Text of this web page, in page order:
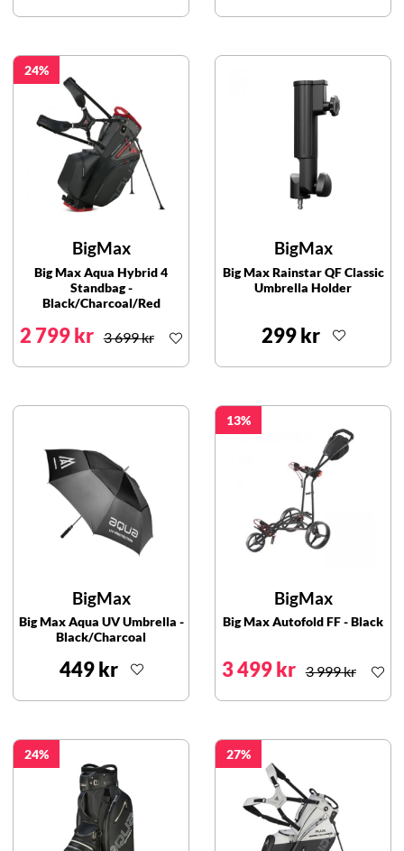
24
BigMax
Big Max Aqua Hybrid 4
Standbag -
Black/Charcoal/Red
2 799 kr 3 699 kr
BigMax
Big Max Rainstar QF Classic
Umbrella Holder
299 kr
BigMax
Big Max Aqua UV Umbrella -
Black/Charcoal
449 kr
13
BigMax
Big Max Autofold FF - Black
3 499 kr 3 999 kr
24 27